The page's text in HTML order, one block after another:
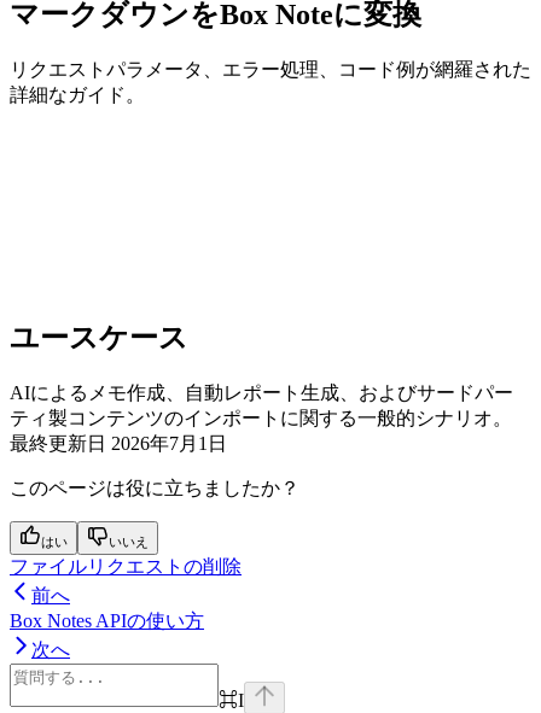
マークダウンをBox Noteに変換
リクエストパラメータ、エラー処理、コード例が網羅された
詳細なガイド。
ユースケース
AIによるメモ作成、自動レポート生成、およびサードパー
ティ製コンテンツのインポートに関する一般的シナリオ。
最終更新日 2026年7月1日
このページは役に立ちましたか？
はい いいえ
ファイルリクエストの削除
前へ
Box Notes APIの使い方
次へ
⌘I